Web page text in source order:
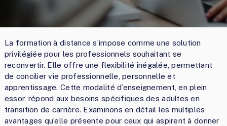
La formation à distance s’impose comme une solution
privilégiée pour les professionnels souhaitant se
reconvertir. Elle offre une flexibilité inégalée, permettant
de concilier vie professionnelle, personnelle et
apprentissage. Cette modalité d’enseignement, en plein
essor, répond aux besoins spécifiques des adultes en
transition de carrière. Examinons en détail les multiples
avantages qu’elle présente pour ceux qui aspirent à donner